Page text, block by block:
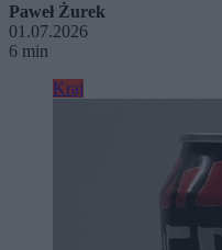
Paweł Żurek
01.07.2026
6 min
Kraj